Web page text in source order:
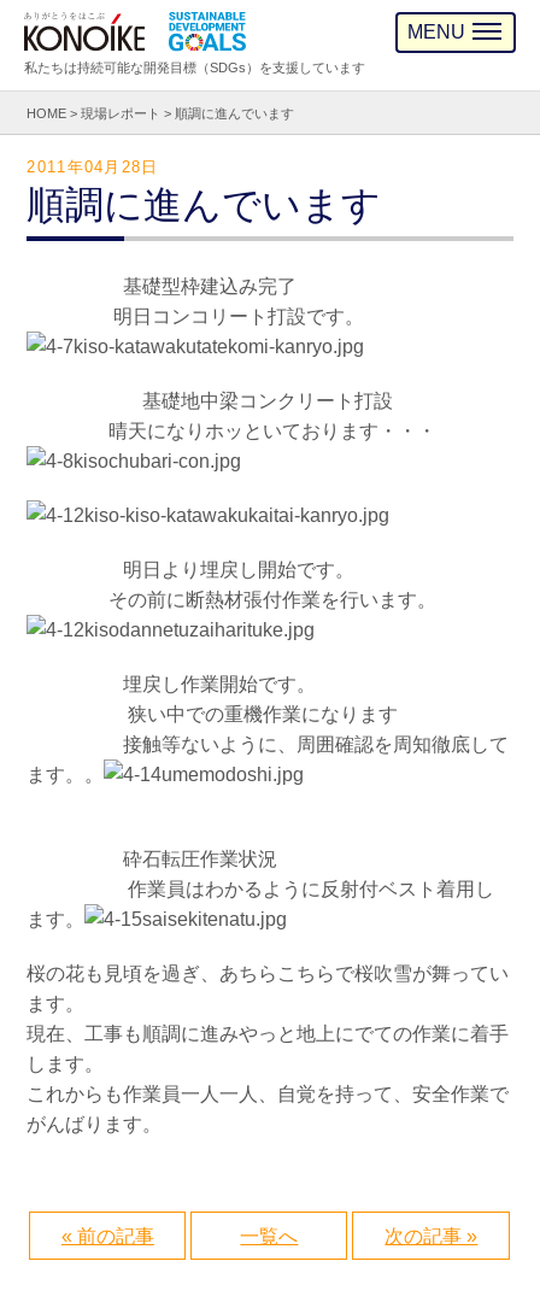
私たちは持続可能な開発目標（SDGs）を支援しています
MENU
HOME >現場レポート > 順調に進んでいます
2011年04月28日
順調に進んでいます
基礎型枠建込み完了
明日コンコリート打設です。
基礎地中梁コンクリート打設
晴天になりホッといております・・・
明日より埋戻し開始です。
その前に断熱材張付作業を行います。
埋戻し作業開始です。
狭い中での重機作業になります
接触等ないように、周囲確認を周知徹底して
ます。。
砕石転圧作業状況
作業員はわかるように反射付ベスト着用し
ます。
桜の花も見頃を過ぎ、あちらこちらで桜吹雪が舞ってい
ます。
現在、工事も順調に進みやっと地上にでての作業に着手
します。
これからも作業員一人一人、自覚を持って、安全作業で
がんばります。
« 前の記事 一覧へ 次の記事 »